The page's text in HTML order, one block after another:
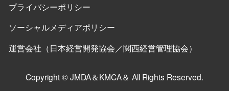
プライバシーポリシー
ソーシャルメディアポリシー
運営会社（日本経営開発協会／関西経営管理協会）
Copyright © JMDA＆KMCA＆ All Rights Reserved.